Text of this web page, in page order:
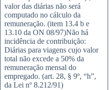
valor das diárias não será
computado no cálculo da
remuneração. (item 13.4 b e
13.10 da ON 08/97)Não há
incidência de contribuição:
Diárias para viagens cujo valor
total não excede a 50% da
remuneração mensal do
empregado. (art. 28, § 9º, “h”,
da Lei nº 8.212/91)